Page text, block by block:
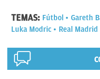
TEMAS: Fútbol Gareth
Luka Modric
Real Madrid